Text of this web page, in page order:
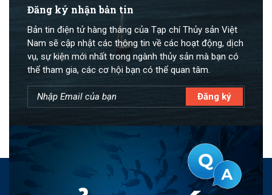
Đăng ký nhận bản tin
Bản tin điện tử hàng tháng của Tạp chí Thủy sản Việt
Nam sẽ cập nhật các thông tin về các hoạt động, dịch
vụ, sự kiện mới nhất trong ngành thủy sản mà bạn có
thể tham gia, các cơ hội bạn có thể quan tâm.